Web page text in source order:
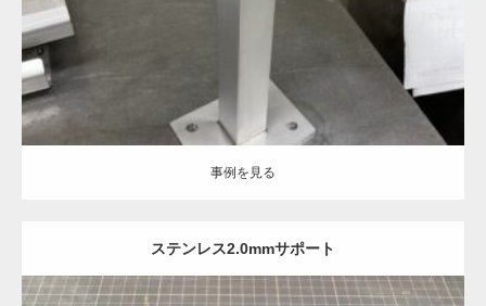
事例を見る
ステンレス2.0mmサポート